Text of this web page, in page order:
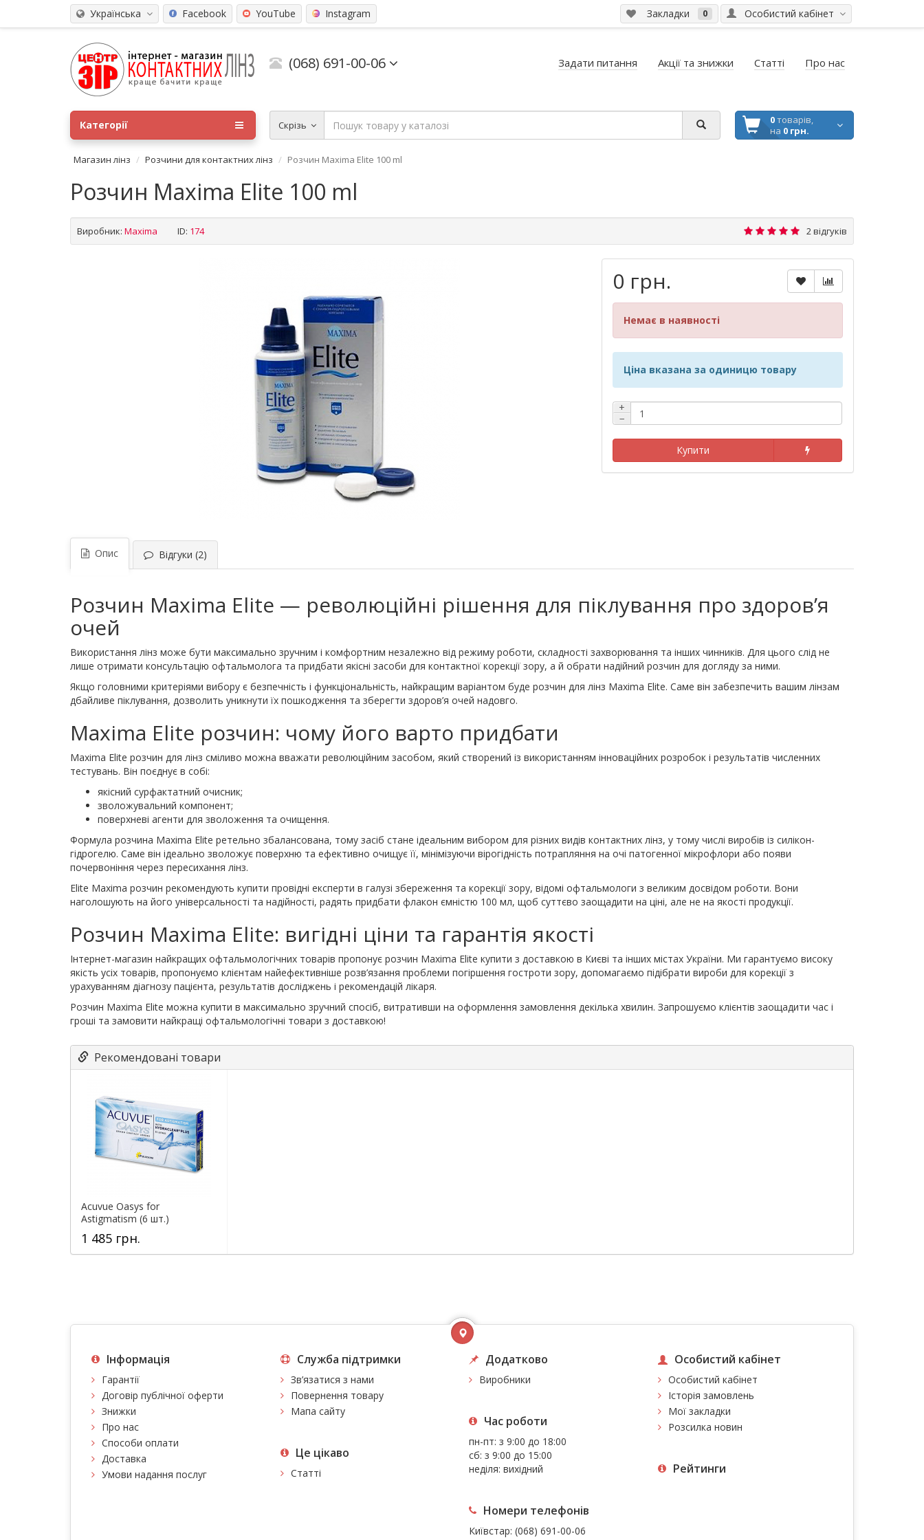
Українська Особистий кабінет
Закладки 0
Facebook YouTube Instagram
(068) 691-00-06 Задати питання Акції та знижки Статті Про нас
Скрізь 0товарів,
на 0 грн.
Категорії
Магазин лінз Розчини для контактних лінз Розчин Maxima Elite 100 ml
Розчин Maxima Elite 100 ml
Виробник: Maxima ID: 174 2 відгуків
0 грн.
Немає в наявності
Ціна вказана за одиницю товару
+
−
Купити
Опис Відгуки (2)
Розчин Maxima Elite — революційні рішення для піклування про здоров’я
очей
Використання лінз може бути максимально зручним і комфортним незалежно від режиму роботи, складності захворювання та інших чинників. Для цього слід не
лише отримати консультацію офтальмолога та придбати якісні засоби для контактної корекції зору, а й обрати надійний розчин для догляду за ними.
Якщо головними критеріями вибору є безпечність і функціональність, найкращим варіантом буде розчин для лінз Maxima Elite. Саме він забезпечить вашим лінзам
дбайливе піклування, дозволить уникнути їх пошкодження та зберегти здоров’я очей надовго.
Maxima Elite розчин: чому його варто придбати
Maxima Elite розчин для лінз сміливо можна вважати революційним засобом, який створений із використанням інноваційних розробок і результатів численних
тестувань. Він поєднує в собі:
якісний сурфактатний очисник;
зволожувальний компонент;
поверхневі агенти для зволоження та очищення.
Формула розчина Maxima Elite ретельно збалансована, тому засіб стане ідеальним вибором для різних видів контактних лінз, у тому числі виробів із силікон-
гідрогелю. Саме він ідеально зволожує поверхню та ефективно очищує її, мінімізуючи вірогідність потрапляння на очі патогенної мікрофлори або появи
почервоніння через пересихання лінз.
Elite Maxima розчин рекомендують купити провідні експерти в галузі збереження та корекції зору, відомі офтальмологи з великим досвідом роботи. Вони
наголошують на його універсальності та надійності, радять придбати флакон ємністю 100 мл, щоб суттєво заощадити на ціні, але не на якості продукції.
Розчин Maxima Elite: вигідні ціни та гарантія якості
Інтернет-магазин найкращих офтальмологічних товарів пропонує розчин Maxima Elite купити з доставкою в Києві та інших містах України. Ми гарантуємо високу
якість усіх товарів, пропонуємо клієнтам найефективніше розв’язання проблеми погіршення гостроти зору, допомагаємо підібрати вироби для корекції з
урахуванням діагнозу пацієнта, результатів досліджень і рекомендацій лікаря.
Розчин Maxima Elite можна купити в максимально зручний спосіб, витративши на оформлення замовлення декілька хвилин. Запрошуємо клієнтів заощадити час і
гроші та замовити найкращі офтальмологічні товари з доставкою!
Рекомендовані товари
Acuvue Oasys for
Astigmatism (6 шт.)
1 485 грн.
Інформація
Гарантії
Договір публічної оферти
Знижки
Про нас
Способи оплати
Доставка
Умови надання послуг
Служба підтримки
Зв’язатися з нами
Повернення товару
Мапа сайту
Це цiкаво
Статті
Додатково
Виробники
Час роботи
пн-пт: з 9:00 до 18:00
сб: з 9:00 до 15:00
неділя: вихідний
Номери телефонів
Київстар: (068) 691-00-06
Особистий кабінет
Особистий кабінет
Історія замовлень
Мої закладки
Розсилка новин
Рейтинги